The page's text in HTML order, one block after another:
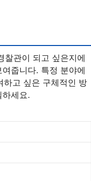
찰관이 되고 싶은지에
줍니다. 특정 분야에
하고 싶은 구체적인 방
세요.